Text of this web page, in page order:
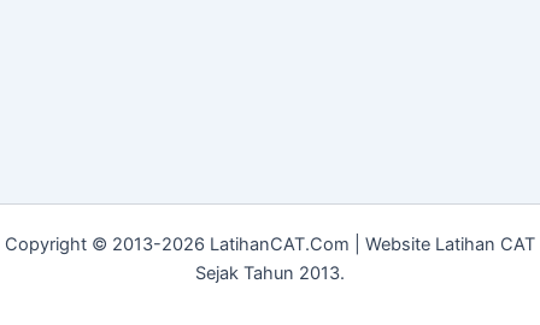
Copyright © 2013-2026 LatihanCAT.Com | Website Latihan CAT
Sejak Tahun 2013.